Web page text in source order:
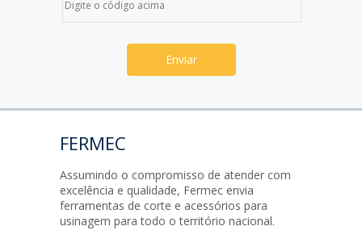
FERMEC
Assumindo o compromisso de atender com
excelência e qualidade, Fermec envia
ferramentas de corte e acessórios para
usinagem para todo o território nacional.